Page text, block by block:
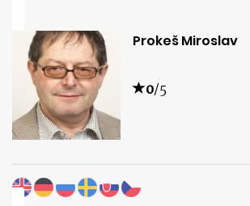
Prokeš Miroslav
0/5